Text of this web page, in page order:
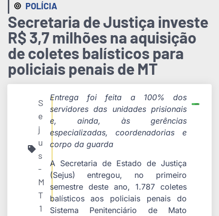
POLÍCIA
Secretaria de Justiça investe
R$ 3,7 milhões na aquisição
de coletes balísticos para
policiais penais de MT
S
e
j
u
s
-
M
T
1
Entrega foi feita a 100% dos
servidores das unidades prisionais
e, ainda, às gerências
especializadas, coordenadorias e
corpo da guarda
A Secretaria de Estado de Justiça
(Sejus) entregou, no primeiro
semestre deste ano, 1.787 coletes
balísticos aos policiais penais do
Sistema Penitenciário de Mato